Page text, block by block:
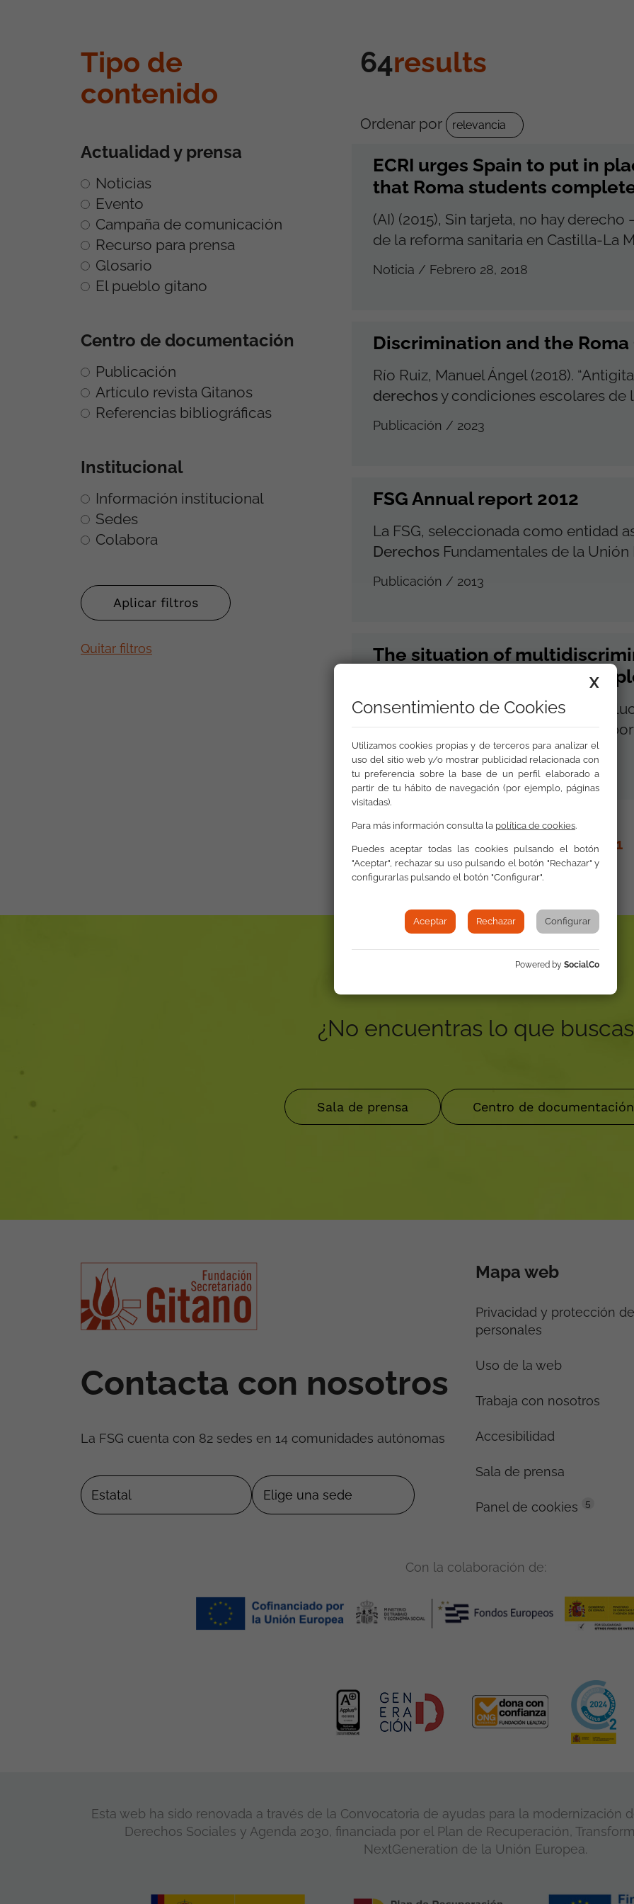
Tipo de
contenido
Actualidad y prensa
Noticias
Evento
Campaña de comunicación
Recurso para prensa
Glosario
El pueblo gitano
Centro de documentación
Publicación
Artículo revista Gitanos
Referencias bibliográficas
Institucional
Información institucional
Sedes
Colabora
Quitar filtros
64results
Ordenar por
ECRI urges Spain to put in
that Roma students
(AI) (2015), Sin tarjeta, no hay
de la reforma sanitaria en Castilla-La
Noticia / Febrero 28, 2018
Discrimination and the
Río Ruiz, Manuel Ángel (2018).
derechosy condiciones escolares de
Publicación / 2023
FSG Annual report 2012
La FSG, seleccionada como entidad
Derechos Fundamentales de la Unión
Publicación / 2013
The situation of
disabilities when facing
ha producido un claro avance en la
colectivo y que deja planteados
Publicación / 2008
ANTERIOR 1
¿No encuentras lo que buscas
Sala de prensa Centro de documentación
Contacta con nosotros
La FSG cuenta con 82 sedes en 14 comunidades autónomas
Mapa web
Privacidad y protección
personales
Uso de la web
Trabaja con nosotros
Accesibilidad
Sala de prensa
Panel de cookies 5
Con la colaboración de:
Esta web ha sido renovada a través de la Convocatoria de ayudas para la modernización
Derechos Sociales y Agenda 2030, financiada por el Plan de Recuperación,
NextGeneration de la Unión Europea.
X
Consentimiento de Cookies
Utilizamos cookies propias y de terceros para analizar el
uso del sitio web y/o mostrar publicidad relacionada con
tu preferencia sobre la base de un perfil elaborado a
partir de tu hábito de navegación (por ejemplo, páginas
visitadas).
Para más información consulta la política de cookies.
Puedes aceptar todas las cookies pulsando el botón
"Aceptar", rechazar su uso pulsando el botón "Rechazar" y
configurarlas pulsando el botón "Configurar".
Aceptar Rechazar Configurar
Powered by SocialCo